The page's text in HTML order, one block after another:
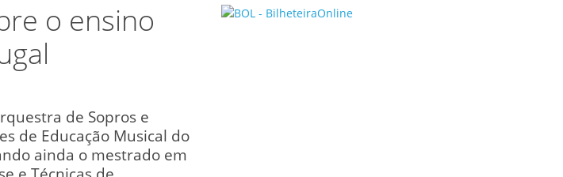
o ensino
de Sopros e
de Educação Musical do
ainda o mestrado em